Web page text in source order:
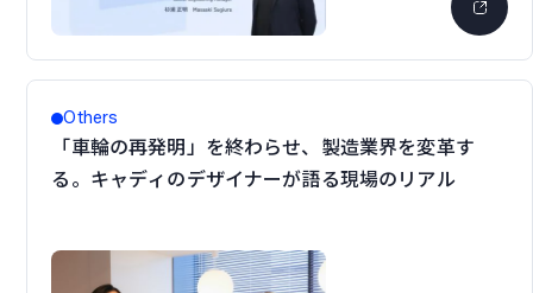
Others
「車輪の再発明」を終わらせ、製造業界を変革す
る。キャディのデザイナーが語る現場のリアル